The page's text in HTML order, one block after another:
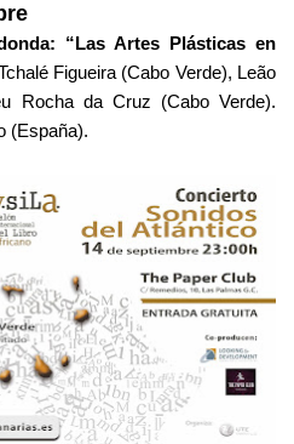
“Las Artes Plásticas en
Figueira (Cabo Verde), Leão
Rocha da Cruz (Cabo Verde).
(España).